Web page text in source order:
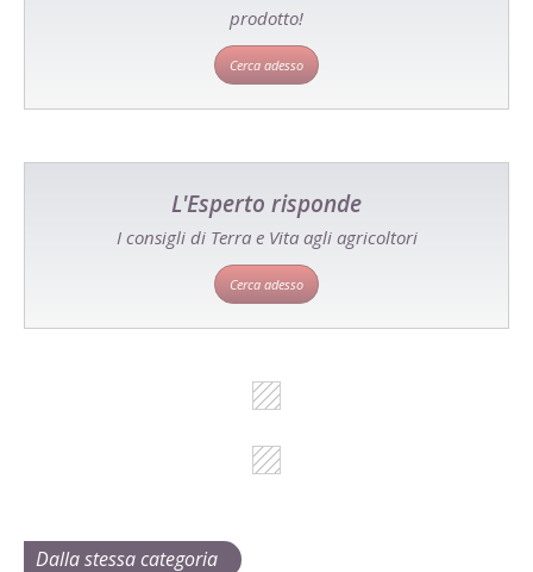
prodotto!
Cerca adesso
L'Esperto risponde
I consigli di Terra e Vita agli agricoltori
Cerca adesso
Dalla stessa categoria